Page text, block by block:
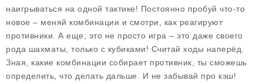
наигрываться на одной тактике! Постоянно пробуй что-то
новое – меняй комбинации и смотри, как реагируют
противники. А еще, это не просто игра – это даже своего
рода шахматы, только с кубиками! Считай ходы наперёд.
Зная, какие комбинации собирает противник, ты сможешь
определить, что делать дальше. И не забывай про кэш!